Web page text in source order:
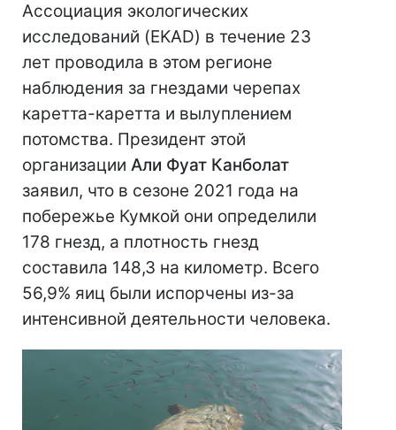
Ассоциация экологических
исследований (EKAD) в течение 23
лет проводила в этом регионе
наблюдения за гнездами черепах
каретта-каретта и вылуплением
потомства. Президент этой
организации Али Фуат Канболат
заявил, что в сезоне 2021 года на
побережье Кумкой они определили
178 гнезд, а плотность гнезд
составила 148,3 на километр. Всего
56,9% яиц были испорчены из-за
интенсивной деятельности человека.